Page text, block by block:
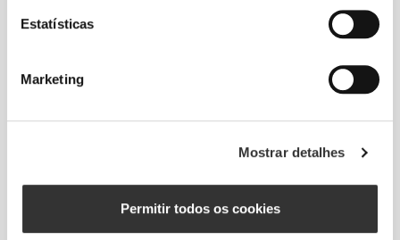
Estatísticas
Marketing
Mostrar detalhes
Permitir todos os cookies
Sente o teu corpo a cada movimento.